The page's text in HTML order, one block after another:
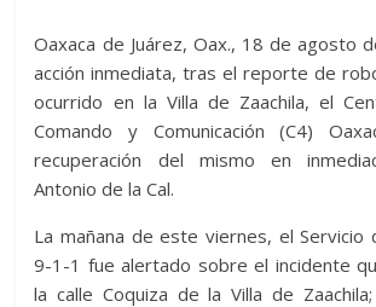
Oaxaca de Juárez, Oax., 18 de agosto
acción inmediata, tras el reporte de
ocurrido en la Villa de Zaachila, el
Comando y Comunicación (C4)
recuperación del mismo en
Antonio de la Cal.
La mañana de este viernes, el Servicio
9-1-1 fue alertado sobre el incidente
la calle Coquiza de la Villa de